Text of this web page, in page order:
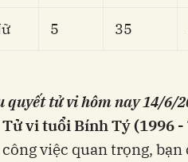
5 35
quyết tử vi hôm nay 14/6/
Tử vi tuổi Bính Tý (1996
công việc quan trọng,